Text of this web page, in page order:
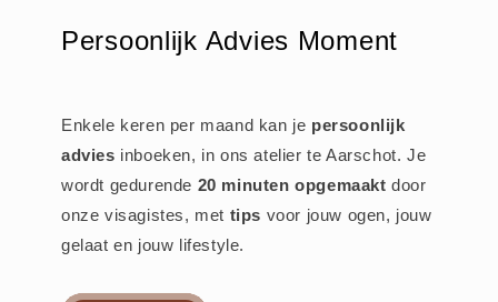
Persoonlijk Advies Moment
Enkele keren per maand kan je persoonlijk
advies inboeken, in ons atelier te Aarschot. Je
wordt gedurende 20 minuten opgemaakt door
onze visagistes, met tips voor jouw ogen, jouw
gelaat en jouw lifestyle.